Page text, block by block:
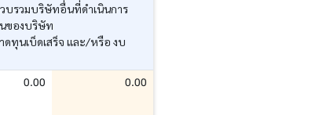
บรวมบริษัทอื่นที่ดำเนินการ
ของบริษัท
ทุนเบ็ดเสร็จ และ/หรือ งบ
0.00 0.00